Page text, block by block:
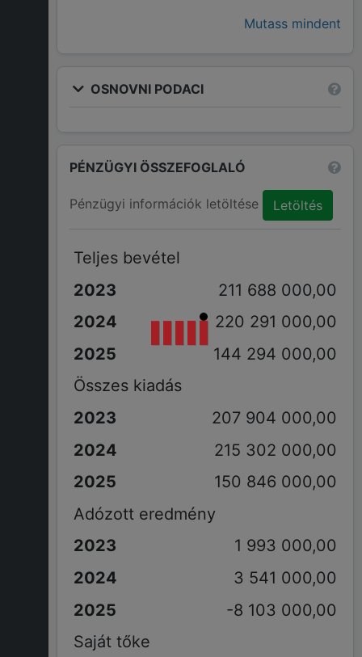
Mutass mindent
OSNOVNI PODACI
PÉNZÜGYI ÖSSZEFOGLALÓ
Pénzügyi információk letöltése Letöltés
Teljes bevétel
211 688 000,00
220 291 000,00
144 294 000,00
Összes kiadás
207 904 000,00
215 302 000,00
150 846 000,00
Adózott eredmény
1 993 000,00
3 541 000,00
-8 103 000,00
Saját tőke